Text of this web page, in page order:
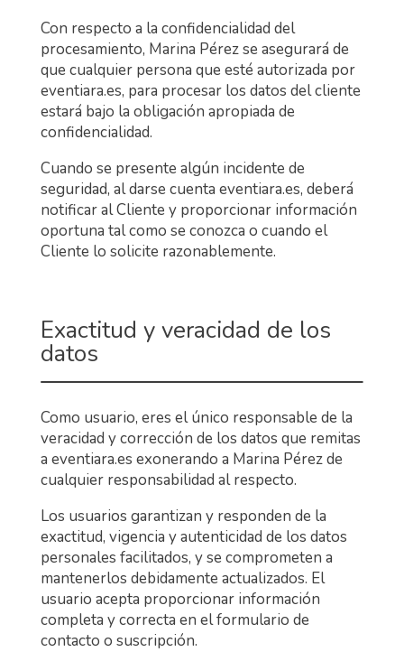
Con respecto a la confidencialidad del
procesamiento, Marina Pérez se asegurará de
que cualquier persona que esté autorizada por
eventiara.es, para procesar los datos del cliente
estará bajo la obligación apropiada de
confidencialidad.
Cuando se presente algún incidente de
seguridad, al darse cuenta eventiara.es, deberá
notificar al Cliente y proporcionar información
oportuna tal como se conozca o cuando el
Cliente lo solicite razonablemente.
Exactitud y veracidad de los
datos
Como usuario, eres el único responsable de la
veracidad y corrección de los datos que remitas
a eventiara.es exonerando a Marina Pérez de
cualquier responsabilidad al respecto.
Los usuarios garantizan y responden de la
exactitud, vigencia y autenticidad de los datos
personales facilitados, y se comprometen a
mantenerlos debidamente actualizados. El
usuario acepta proporcionar información
completa y correcta en el formulario de
contacto o suscripción.